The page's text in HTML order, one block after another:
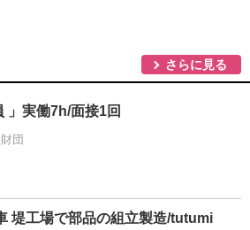
さらに見る
」実働7h/面接1回
団
堤工場で部品の組立製造/tutumi